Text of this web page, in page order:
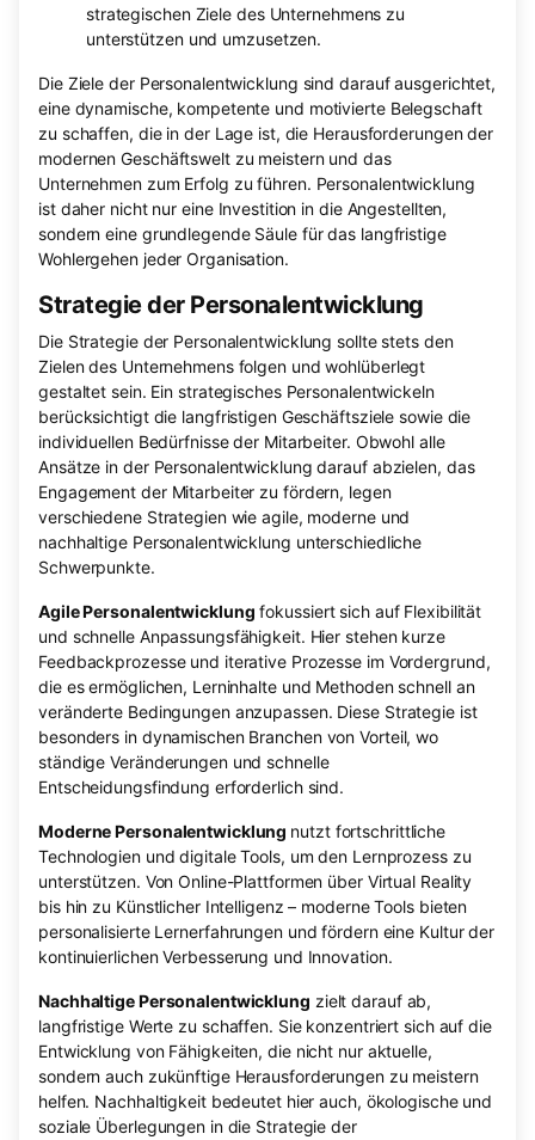
strategischen Ziele des Unternehmens zu
unterstützen und umzusetzen.
Die Ziele der Personalentwicklung sind darauf ausgerichtet,
eine dynamische, kompetente und motivierte Belegschaft
zu schaffen, die in der Lage ist, die Herausforderungen der
modernen Geschäftswelt zu meistern und das
Unternehmen zum Erfolg zu führen. Personalentwicklung
ist daher nicht nur eine Investition in die Angestellten,
sondern eine grundlegende Säule für das langfristige
Wohlergehen jeder Organisation.
Strategie der Personalentwicklung
Die Strategie der Personalentwicklung sollte stets den
Zielen des Unternehmens folgen und wohlüberlegt
gestaltet sein. Ein strategisches Personalentwickeln
berücksichtigt die langfristigen Geschäftsziele sowie die
individuellen Bedürfnisse der Mitarbeiter. Obwohl alle
Ansätze in der Personalentwicklung darauf abzielen, das
Engagement der Mitarbeiter zu fördern, legen
verschiedene Strategien wie agile, moderne und
nachhaltige Personalentwicklung unterschiedliche
Schwerpunkte.
Agile Personalentwicklung fokussiert sich auf Flexibilität
und schnelle Anpassungsfähigkeit. Hier stehen kurze
Feedbackprozesse und iterative Prozesse im Vordergrund,
die es ermöglichen, Lerninhalte und Methoden schnell an
veränderte Bedingungen anzupassen. Diese Strategie ist
besonders in dynamischen Branchen von Vorteil, wo
ständige Veränderungen und schnelle
Entscheidungsfindung erforderlich sind.
Moderne Personalentwicklung nutzt fortschrittliche
Technologien und digitale Tools, um den Lernprozess zu
unterstützen. Von Online-Plattformen über Virtual Reality
bis hin zu Künstlicher Intelligenz – moderne Tools bieten
personalisierte Lernerfahrungen und fördern eine Kultur der
kontinuierlichen Verbesserung und Innovation.
Nachhaltige Personalentwicklung zielt darauf ab,
langfristige Werte zu schaffen. Sie konzentriert sich auf die
Entwicklung von Fähigkeiten, die nicht nur aktuelle,
sondern auch zukünftige Herausforderungen zu meistern
helfen. Nachhaltigkeit bedeutet hier auch, ökologische und
soziale Überlegungen in die Strategie der